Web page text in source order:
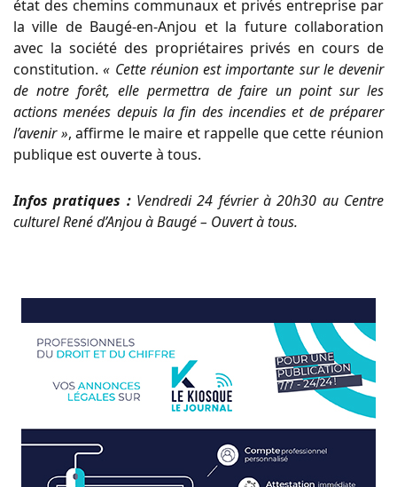
état des chemins communaux et privés entreprise par
la ville de Baugé-en-Anjou et la future collaboration
avec la société des propriétaires privés en cours de
constitution.« Cette réunion est importante sur le devenir
de notre forêt, elle permettra de faire un point sur les
actions menées depuis la fin des incendies et de préparer
l’avenir », affirme le maire et rappelle que cette réunion
publique est ouverte à tous.
Infos pratiques :Vendredi 24 février à 20h30 au Centre
culturel René d’Anjou à Baugé – Ouvert à tous.